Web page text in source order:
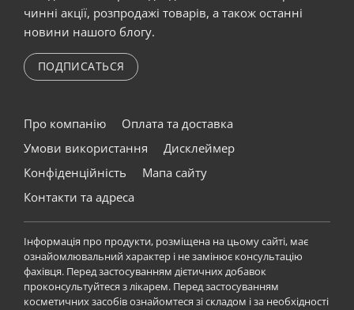
чинні акції, розпродажі товарів, а також останні
новини нашого блогу.
ПОДПИСАТЬСЯ
Про компанію
Оплата та доставка
Умови використання
Дисклеймер
Конфіденційність
Мапа сайту
Контакти та адреса
Інформація про продукти, розміщена на цьому сайті, має
ознайомлювальний характер і не замінює консультацію
фахівця. Перед застосуванням дієтичних добавок
проконсультуйтеся з лікарем. Перед застосуванням
косметичних засобів ознайомтеся зі складом і за необхідності